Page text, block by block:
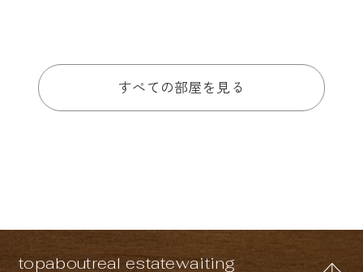
すべての部屋を見る
topaboutreal estatewaiting